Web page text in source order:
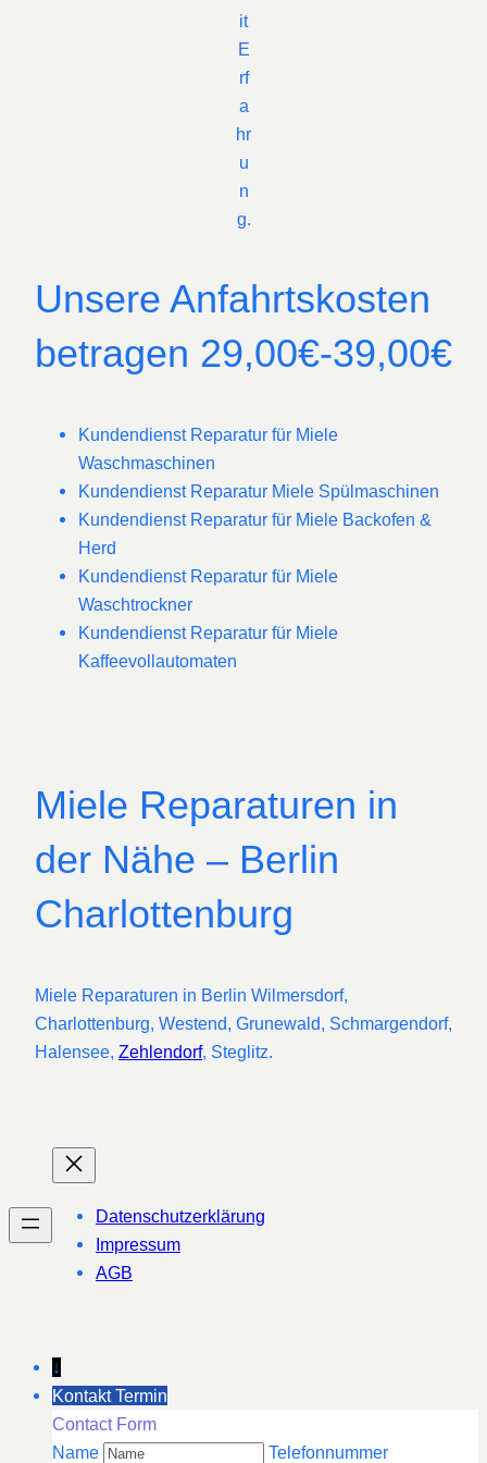
it
E
rf
a
hr
u
n
g.
Unsere Anfahrtskosten
betragen 29,00€-39,00€
Kundendienst Reparatur für Miele
Waschmaschinen
Kundendienst Reparatur Miele Spülmaschinen
Kundendienst Reparatur für Miele Backofen &
Herd
Kundendienst Reparatur für Miele
Waschtrockner
Kundendienst Reparatur für Miele
Kaffeevollautomaten
Miele Reparaturen in
der Nähe – Berlin
Charlottenburg
Miele Reparaturen in Berlin Wilmersdorf,
Charlottenburg, Westend, Grunewald, Schmargendorf,
Halensee, Zehlendorf, Steglitz.
Datenschutzerklärung
Impressum
AGB
↓
Kontakt Termin
Contact Form
Name
Telefonnummer